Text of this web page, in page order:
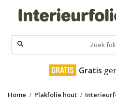
Zoeken
naar:
Hout
Effen
Marmer
Glitter
Gratis
Home Plakfolie hout